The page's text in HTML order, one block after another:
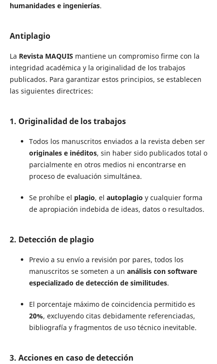
humanidades e ingenierías.
Antiplagio
La Revista MAQUIS mantiene un compromiso firme con la
integridad académica y la originalidad de los trabajos
publicados. Para garantizar estos principios, se establecen
las siguientes directrices:
1. Originalidad de los trabajos
Todos los manuscritos enviados a la revista deben ser
originales e inéditos, sin haber sido publicados total o
parcialmente en otros medios ni encontrarse en
proceso de evaluación simultánea.
Se prohíbe el plagio, el autoplagio y cualquier forma
de apropiación indebida de ideas, datos o resultados.
2. Detección de plagio
Previo a su envío a revisión por pares, todos los
manuscritos se someten a un análisis con software
especializado de detección de similitudes.
El porcentaje máximo de coincidencia permitido es
20%, excluyendo citas debidamente referenciadas,
bibliografía y fragmentos de uso técnico inevitable.
3. Acciones en caso de detección